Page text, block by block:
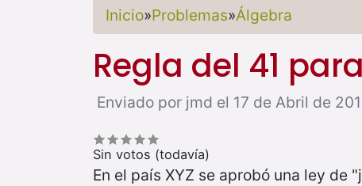
Inicio»Problemas»Álgebra
Regla del 41
Enviado por jmd el 17 de Abril de
Sin votos (todavía)
En el país XYZ se aprobó una ley